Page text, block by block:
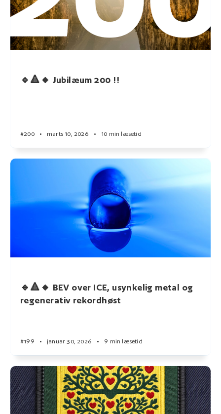
🔹🔺🔸 Jubilæum 200 !!
#200 • marts 10, 2026 • 10 min læsetid
🔹🔺🔸 BEV over ICE, usynkelig metal og
regenerativ rekordhøst
#199 • januar 30, 2026 • 9 min læsetid